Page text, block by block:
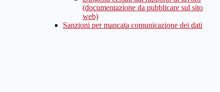
(documentazione da pubblicare sul sito
web)
Sanzioni per mancata comunicazione dei dati